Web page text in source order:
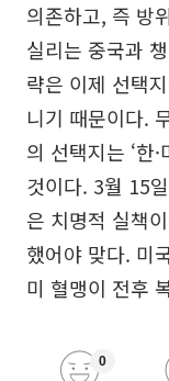
의존하고, 즉 방
실리는 중국과
략은 이제 선택
니기 때문이다.
의 선택지는 ‘한
것이다. 3월 15
은 치명적 실책
했어야 맞다. 미
미 혈맹이 전후
0